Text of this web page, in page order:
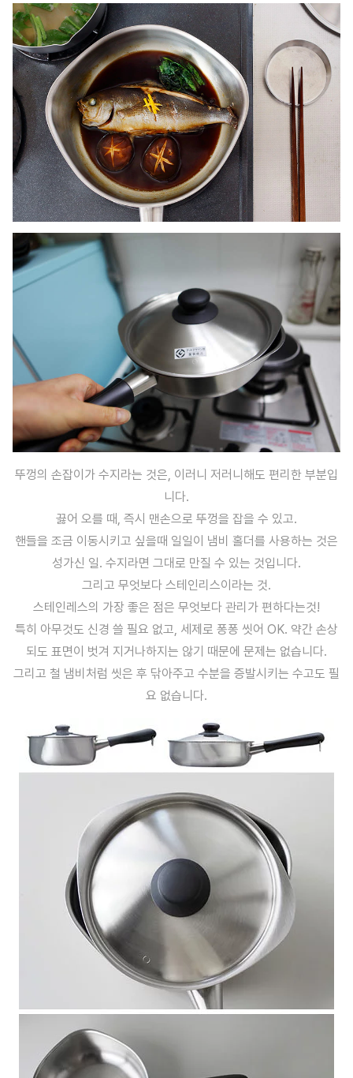
뚜껑의 손잡이가 수지라는 것은, 이러니 저러니해도 편리한 부분입
니다.
끓어 오를 때, 즉시 맨손으로 뚜껑을 잡을 수 있고.
핸들을 조금 이동시키고 싶을때 일일이 냄비 홀더를 사용하는 것은
성가신 일. 수지라면 그대로 만질 수 있는 것입니다.
그리고 무엇보다 스테인리스이라는 것.
스테인레스의 가장 좋은 점은 무엇보다 관리가 편하다는것!
특히 아무것도 신경 쓸 필요 없고, 세제로 퐁퐁 씻어 OK. 약간 손상
되도 표면이 벗겨 지거나하지는 않기 때문에 문제는 없습니다.
그리고 철 냄비처럼 씻은 후 닦아주고 수분을 증발시키는 수고도 필
요 없습니다.